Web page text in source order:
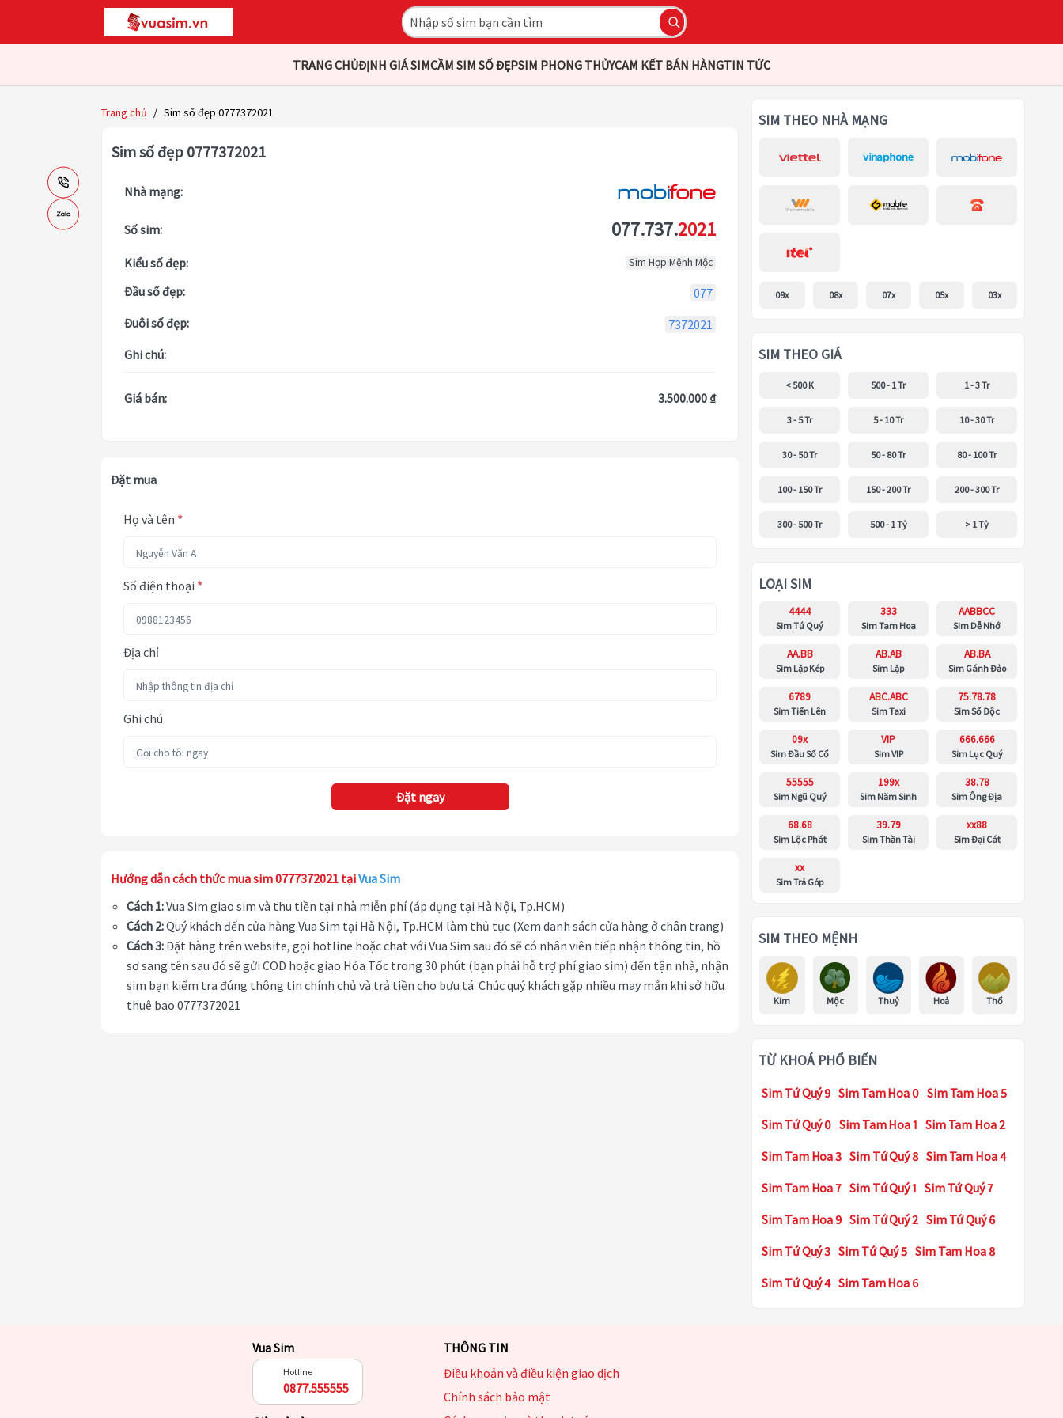
TRANG CHỦĐỊNH GIÁ SIMCẦM SIM SỐ ĐẸPSIM PHONG THỦYCAM KẾT BÁN HÀNGTIN TỨC
Trang chủ / Sim số đẹp 0777372021
Sim số đẹp 0777372021
Nhà mạng:
Số sim: 077.737.2021
Kiểu số đẹp: Sim Hợp Mệnh Mộc
Đầu số đẹp:
077
Đuôi số đẹp:
7372021
Ghi chú:
Giá bán: 3.500.000 ₫
Đặt mua
Họ và tên *
Số điện thoại *
Địa chỉ
Ghi chú
Đặt ngay
Hướng dẫn cách thức mua sim 0777372021 tạiVua Sim
Cách 1:Vua Sim giao sim và thu tiền tại nhà miễn phí (áp dụng tại Hà Nội, Tp.HCM)
Cách 2:Quý khách đến cửa hàng Vua Sim tại Hà Nội, Tp.HCM làm thủ tục (Xem danh sách cửa hàng ở chân trang)
Cách 3:Đặt hàng trên website, gọi hotline hoặc chat với Vua Sim sau đó sẽ có nhân viên tiếp nhận thông tin, hồ
sơ sang tên sau đó sẽ gửi COD hoặc giao Hỏa Tốc trong 30 phút (bạn phải hỗ trợ phí giao sim) đến tận nhà, nhận
sim bạn kiểm tra đúng thông tin chính chủ và trả tiền cho bưu tá. Chúc quý khách gặp nhiều may mắn khi sở hữu
thuê bao 0777372021
SIM THEO NHÀ MẠNG
09x 08x 07x 05x 03x
SIM THEO GIÁ
< 500 K 500 - 1 Tr 1 - 3 Tr
3 - 5 Tr 5 - 10 Tr 10 - 30 Tr
30 - 50 Tr 50 - 80 Tr 80 - 100 Tr
100 - 150 Tr 150 - 200 Tr 200 - 300 Tr
300 - 500 Tr 500 - 1 Tỷ > 1 Tỷ
LOẠI SIM
4444
Sim Tứ Quý
333
Sim Tam Hoa
AABBCC
Sim Dễ Nhớ
AA.BB
Sim Lặp Kép
AB.AB
Sim Lặp
AB.BA
Sim Gánh Đảo
6789
Sim Tiến Lên
ABC.ABC
Sim Taxi
75.78.78
Sim Số Độc
09x
Sim Đầu Số Cổ
VIP
Sim VIP
666.666
Sim Lục Quý
55555
Sim Ngũ Quý
199x
Sim Năm Sinh
38.78
Sim Ông Địa
68.68
Sim Lộc Phát
39.79
Sim Thần Tài
xx88
Sim Đại Cát
xx
Sim Trả Góp
SIM THEO MỆNH
Kim Mộc Thuỷ Hoả Thổ
TỪ KHOÁ PHỔ BIẾN
Sim Tứ Quý 9 Sim Tam Hoa 0 Sim Tam Hoa 5
Sim Tứ Quý 0 Sim Tam Hoa 1 Sim Tam Hoa 2
Sim Tam Hoa 3 Sim Tứ Quý 8 Sim Tam Hoa 4
Sim Tam Hoa 7 Sim Tứ Quý 1 Sim Tứ Quý 7
Sim Tam Hoa 9 Sim Tứ Quý 2 Sim Tứ Quý 6
Sim Tứ Quý 3 Sim Tứ Quý 5 Sim Tam Hoa 8
Sim Tứ Quý 4 Sim Tam Hoa 6
Vua Sim
Hotline
0877.555555
THÔNG TIN
Điều khoản và điều kiện giao dịch
Chính sách bảo mật